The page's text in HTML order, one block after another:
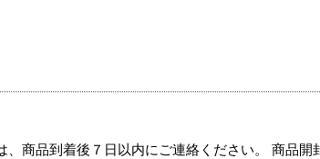
、商品到着後７日以内にご連絡ください。 商品